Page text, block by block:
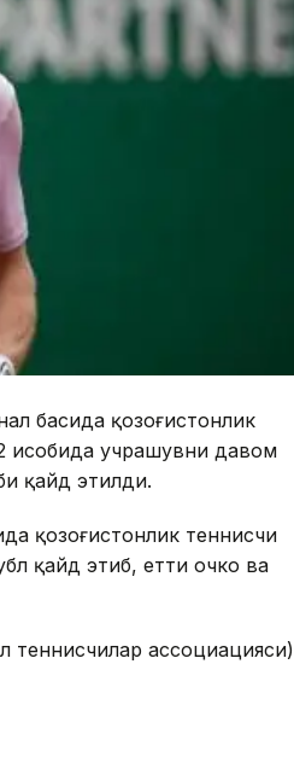
баҳсида қозоғистонлик
ҳисобида учрашувни давом
қайд этилди.
қозоғистонлик теннисчи
қайд этиб, етти очко ва
теннисчилар ассоциацияси)